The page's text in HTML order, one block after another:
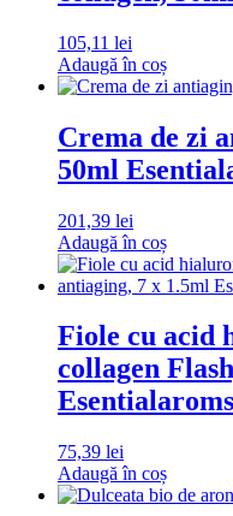
105,11 lei
Adaugă în coș
Crema de zi
50ml
201,39 lei
Adaugă în coș
Fiole cu acid
collagen
Esentialaroms
75,39 lei
Adaugă în coș